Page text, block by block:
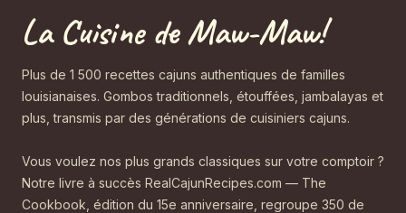
La Cuisine de Maw-Maw!
Plus de 1 500 recettes cajuns authentiques de familles
louisianaises. Gombos traditionnels, étouffées, jambalayas et
plus, transmis par des générations de cuisiniers cajuns.
Vous voulez nos plus grands classiques sur votre comptoir ?
Notre livre à succès RealCajunRecipes.com — The
Cookbook, édition du 15e anniversaire, regroupe 350 de